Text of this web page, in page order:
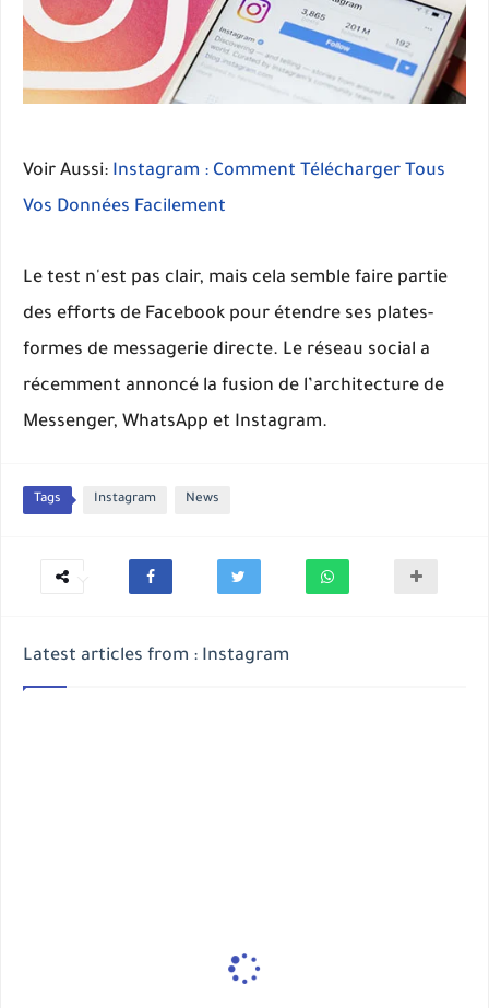
Voir Aussi: Instagram : Comment Télécharger Tous
Vos Données Facilement
Le test n'est pas clair, mais cela semble faire partie
des efforts de Facebook pour étendre ses plates-
formes de messagerie directe. Le réseau social a
récemment annoncé la fusion de l’architecture de
Messenger, WhatsApp et Instagram.
Tags Instagram News
Latest articles from : Instagram